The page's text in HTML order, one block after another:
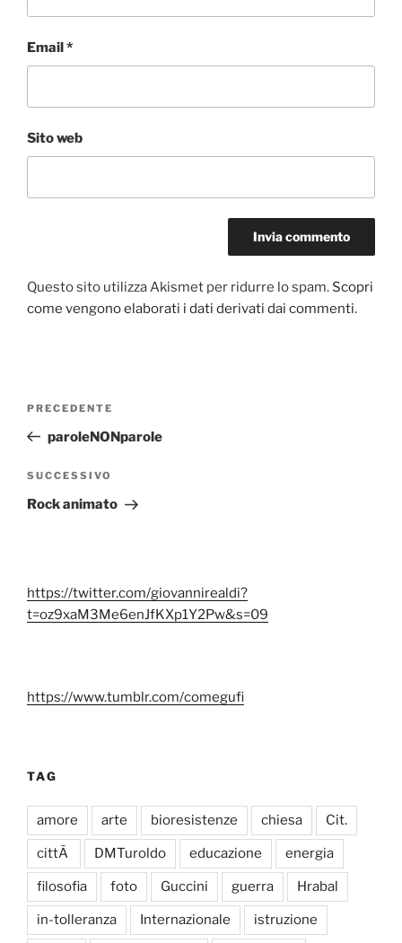
Email *
Sito web
Questo sito utilizza Akismet per ridurre lo spam. Scopri
come vengono elaborati i dati derivati dai commenti.
Navigazione
Articolo
precedente:
PRECEDENTE
paroleNONparole
Articolo
successivo
SUCCESSIVO
Rock animato
https://twitter.com/giovannirealdi?
t=oz9xaM3Me6enJfKXp1Y2Pw&s=09
https://www.tumblr.com/comegufi
TAG
amore arte bioresistenze chiesa Cit.
cittÃ DMTuroldo educazione energia
filosofia foto Guccini guerra Hrabal
in-tolleranza Internazionale istruzione